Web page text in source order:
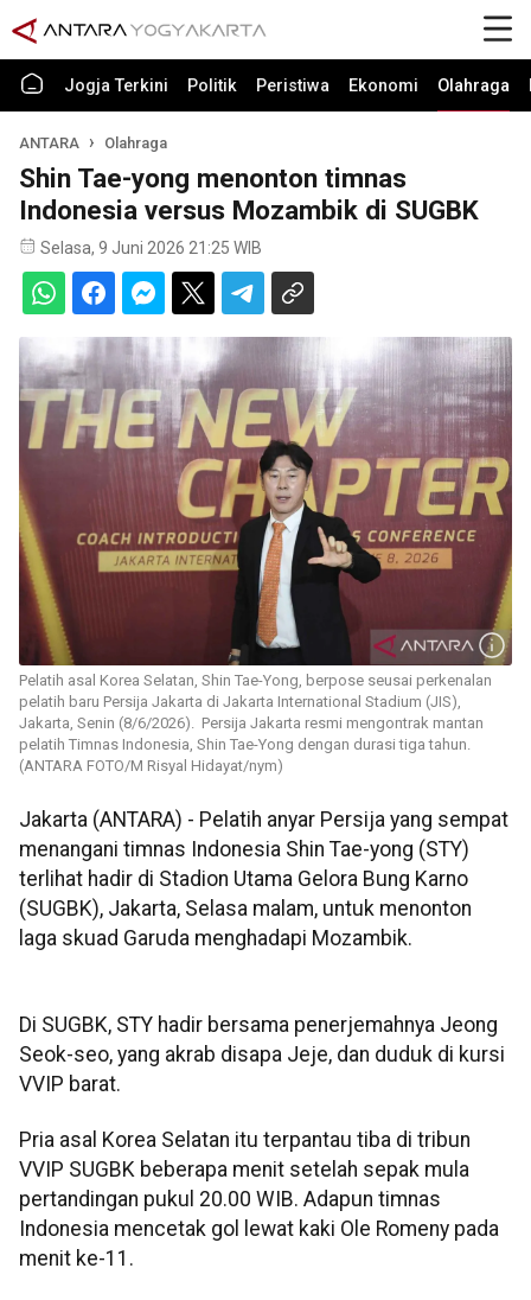
Jogja Terkini Politik Peristiwa Ekonomi Olahraga
ANTARA Olahraga
Shin Tae-yong menonton timnas
Indonesia versus Mozambik di SUGBK
Selasa, 9 Juni 2026 21:25 WIB
Pelatih asal Korea Selatan, Shin Tae-Yong, berpose seusai perkenalan
pelatih baru Persija Jakarta di Jakarta International Stadium (JIS),
Jakarta, Senin (8/6/2026). Persija Jakarta resmi mengontrak mantan
pelatih Timnas Indonesia, Shin Tae-Yong dengan durasi tiga tahun.
(ANTARA FOTO/M Risyal Hidayat/nym)
Jakarta (ANTARA) - Pelatih anyar Persija yang sempat
menangani timnas Indonesia Shin Tae-yong (STY)
terlihat hadir di Stadion Utama Gelora Bung Karno
(SUGBK), Jakarta, Selasa malam, untuk menonton
laga skuad Garuda menghadapi Mozambik.
Di SUGBK, STY hadir bersama penerjemahnya Jeong
Seok-seo, yang akrab disapa Jeje, dan duduk di kursi
VVIP barat.
Pria asal Korea Selatan itu terpantau tiba di tribun
VVIP SUGBK beberapa menit setelah sepak mula
pertandingan pukul 20.00 WIB. Adapun timnas
Indonesia mencetak gol lewat kaki Ole Romeny pada
menit ke-11.